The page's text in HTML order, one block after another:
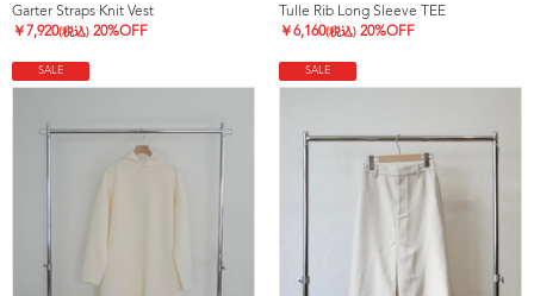
Garter Straps Knit Vest
￥ 7,920(税込) 20%OFF
Tulle Rib Long Sleeve TEE
￥6,160(税込) 20%OFF
SALE SALE